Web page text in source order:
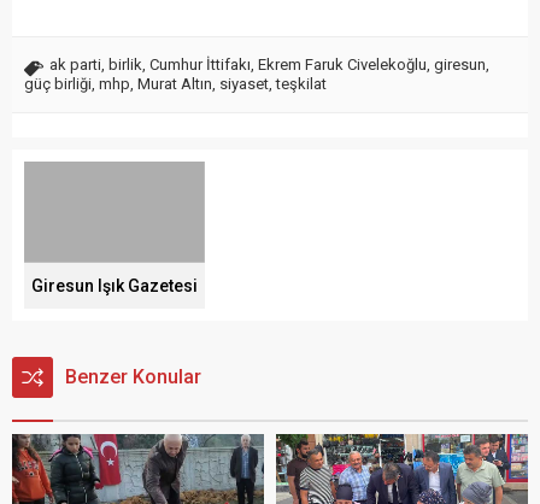
ak parti birlik Cumhur İttifakı Ekrem Faruk Civelekoğlu giresun
güç birliği mhp Murat Altın siyaset ,teşkilat
Giresun Işık Gazetesi
Benzer Konular